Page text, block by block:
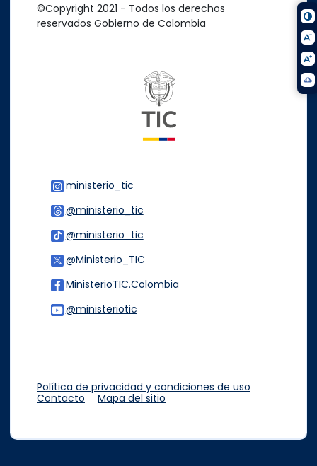
©Copyright 2021 - Todos los derechos
reservados Gobierno de Colombia
ministerio_tic
@ministerio_tic
@ministerio_tic
@Ministerio_TIC
MinisterioTIC.Colombia
@ministeriotic
Política de privacidad y condiciones de uso
Contacto
Mapa del sitio